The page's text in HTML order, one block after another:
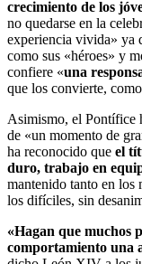
crecimiento de los
no quedarse en la
experiencia vivida» ya
como sus «héroes» y
confiere «una
que los convierte,
Asimismo, el Pontífice
de «un momento de
ha reconocido que el
duro, trabajo en
mantenido tanto en los
los difíciles, sin
«Hagan que muchos
comportamiento una